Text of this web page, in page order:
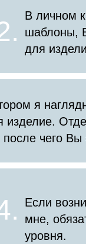
В личном
шаблоны,
для
я
изделие.
чего Вы
Если
мне,
уровня.